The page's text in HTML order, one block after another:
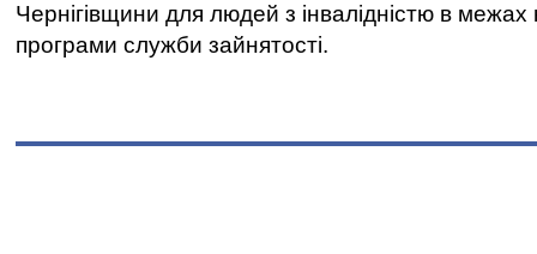
Чернігівщини для людей з інвалідністю в межах
програми служби зайнятості.